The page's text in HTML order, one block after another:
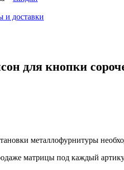
и доставки
для кнопки
металлофурнитуры
матрицы под каждый